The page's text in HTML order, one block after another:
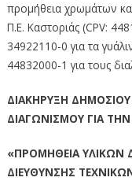
προμήθεια χρωμάτων
Π.Ε. Καστοριάς (CPV:
34922110-0 για τα
44832000-1 για τους
ΔΙΑΚΗΡΥΞΗ
ΔΙΑΓΩΝΙΣΜΟΥ ΓΙΑ ΤΗΝ
«ΠΡΟΜΗΘΕΙΑ ΥΛΙΚΩΝ
ΔΙΕΥΘΥΝΣΗΣ